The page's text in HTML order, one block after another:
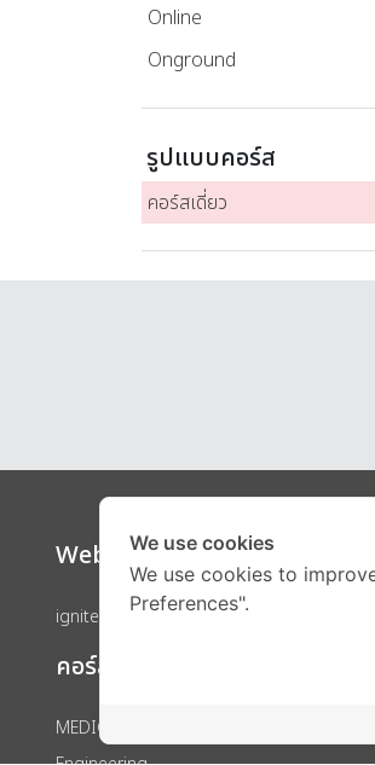
Online
Onground
รูปแบบคอร์ส
คอร์สเดี่ยว
Website
ignite by OnDemand
คอร์สเรียน
MEDICAL
We use cookies
We use cookies to
Preferences".